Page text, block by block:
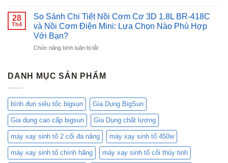
Bữa
Cơm
Sóc
Bạn!
trong
làng
siêu
20SS
1500
của
Bigsun
(06)
MÓN
NGON
BẰNG
ĐIỆN
28
Th4
So Sánh Chi Tiết Nồi Cơm Cơ 3D 1.8L BR-418C
và Nồi Cơm Điện Mini: Lựa Chọn Nào Phù Hợp
Với Bạn?
Chức năng bình luận bị tắtở
Chi
Cơm
Cơ
3D
BR-
418C
và
Nồi
DANH MỤC SẢN PHẨM
bình đun siêu tốc bigsun Gia Dụng BigSun
Gia dụng cao cấp bigsun Gia Dụng chất lượng
máy xay sinh tố 2 cối đa năng máy xay sinh tố 450w
máy xay sinh tố chính hãng máy xay sinh tố cối thủy tinh